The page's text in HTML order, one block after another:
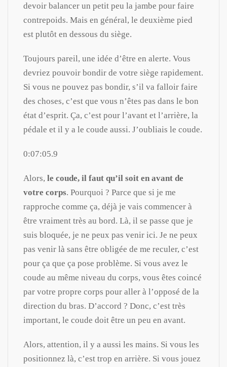
devoir balancer un petit peu la jambe pour faire
contrepoids. Mais en général, le deuxième pied
est plutôt en dessous du siège.
Toujours pareil, une idée d’être en alerte. Vous
devriez pouvoir bondir de votre siège rapidement.
Si vous ne pouvez pas bondir, s’il va falloir faire
des choses, c’est que vous n’êtes pas dans le bon
état d’esprit. Ça, c’est pour l’avant et l’arrière, la
pédale et il y a le coude aussi. J’oubliais le coude.
0:07:05.9
Alors, le coude, il faut qu’il soit en avant de
votre corps. Pourquoi ? Parce que si je me
rapproche comme ça, déjà je vais commencer à
être vraiment très au bord. Là, il se passe que je
suis bloquée, je ne peux pas venir ici. Je ne peux
pas venir là sans être obligée de me reculer, c’est
pour ça que ça pose problème. Si vous avez le
coude au même niveau du corps, vous êtes coincé
par votre propre corps pour aller à l’opposé de la
direction du bras. D’accord ? Donc, c’est très
important, le coude doit être un peu en avant.
Alors, attention, il y a aussi les mains. Si vous les
positionnez là, c’est trop en arrière. Si vous jouez